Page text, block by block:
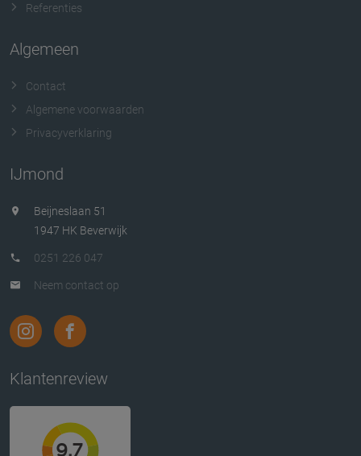
Referenties
Algemeen
Contact
Algemene voorwaarden
Privacyverklaring
IJmond
Beijneslaan 51
1947 HK Beverwijk
0251 226 047
Neem contact op
Klantenreview